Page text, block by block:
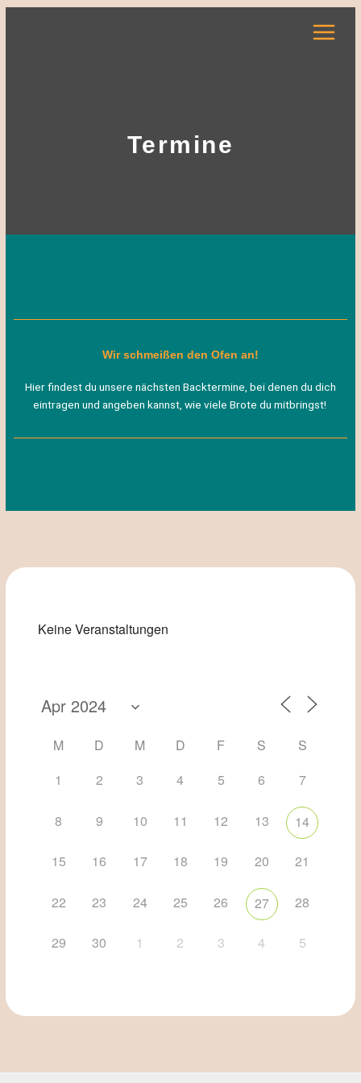
Zum
Termine
Wir schmeißen den Ofen an!
Hier findest du unsere nächsten Backtermine, bei denen du dich
eintragen und angeben kannst, wie viele Brote du mitbringst!
Keine Veranstaltungen
M D M D F S
S
1
2 3 4 5 6 7
8 9 10 11 12 13 14
15 16 17 18 19 20 21
22 23 24 25 26 27 28
29 30 1 2 3 4 5